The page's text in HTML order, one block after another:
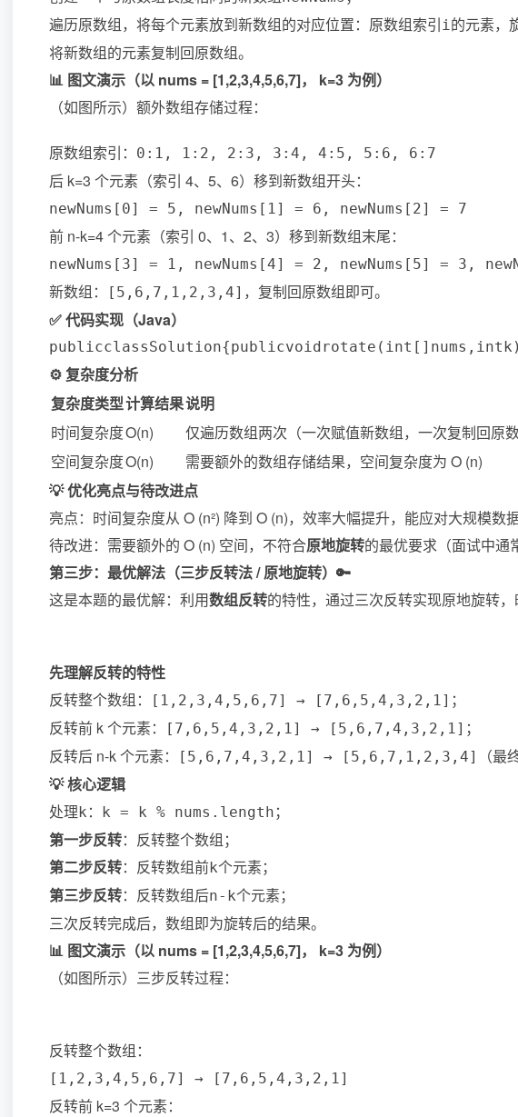
遍历原数组，将每个元素放到新数组的对应位置：原数组索引i的元素，
将新数组的元素复制回原数组。
📊 图文演示（以 nums = [1,2,3,4,5,6,7]， k=3 为例）
（如图所示）额外数组存储过程：
原数组索引： 0:1, 1:2, 2:3, 3:4, 4:5, 5:6, 6:7
后 k=3 个元素（索引 4、5、6）移到新数组开头：
newNums[0] = 5, newNums[1] = 6, newNums[2] = 7
前 n-k=4 个元素（索引 0、1、2、3）移到新数组末尾：
newNums[3] = 1, newNums[4] = 2, newNums[5] = 3,
新数组： [5,6,7,1,2,3,4] ，复制回原数组即可。
✅ 代码实现（Java）
publicclassSolution{publicvoidrotate ( int [ ] nums , intk
⚙️ 复杂度分析
复杂度类型计算结果说明
时间复杂度O(n)
仅遍历数组两次（一次赋值新数组，一次复制回原
空间复杂度O(n)
需要额外的数组存储结果，空间复杂度为 O (n)
💡 优化亮点与待改进点
亮点：时间复杂度从 O (n²) 降到 O (n)，效率大幅提升，能应对大规模数
待改进：需要额外的 O (n) 空间，不符合原地旋转的最优要求（面试中通
第三步：最优解法（三步反转法 / 原地旋转）🔑
这是本题的最优解：利用数组反转的特性，通过三次反转实现原地旋转
先理解反转的特性
反转整个数组：
[1,2,3,4,5,6,7] → [7,6,5,4,3,2,1] ；
反转前 k 个元素：
[7,6,5,4,3,2,1] → [5,6,7,4,3,2,1] ；
反转后 n-k 个元素：
[5,6,7,4,3,2,1] → [5,6,7,1,2,3,4]
（
💡 核心逻辑
处理k ： k = k % nums.length ；
第一步反转：反转整个数组；
第二步反转：反转数组前k个元素；
第三步反转：反转数组后n-k个元素；
三次反转完成后，数组即为旋转后的结果。
📊 图文演示（以 nums = [1,2,3,4,5,6,7]， k=3 为例）
（如图所示）三步反转过程：
反转整个数组：
[1,2,3,4,5,6,7] → [7,6,5,4,3,2,1]
反转前 k=3 个元素：